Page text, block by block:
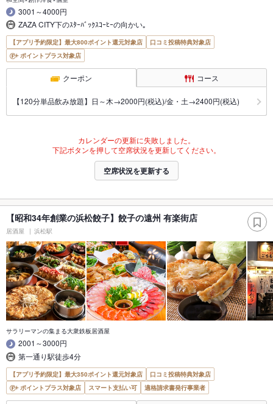
3001～4000円
ZAZA CITY下のｽﾀｰﾊﾞｯｸｽｺｰﾋｰの向かい｡
【アプリ予約限定】最大800ポイント還元対象店
口コミ投稿特典対象店
ポイントプラス対象店
クーポン コース
【120分単品飲み放題】日～木→2000円(税込)/金・土→2400円(税込)
カレンダーの更新に失敗しました。
下記ボタンを押して空席状況を更新してください。
空席状況を更新する
【昭和34年創業の浜松餃子】餃子の遠州 有楽街店
居酒屋 浜松駅
サラリーマンの集まる大衆鉄板居酒屋
2001～3000円
第一通り駅徒歩4分
【アプリ予約限定】最大350ポイント還元対象店
口コミ投稿特典対象店
ポイントプラス対象店
スマート支払い可 適格請求書発行事業者